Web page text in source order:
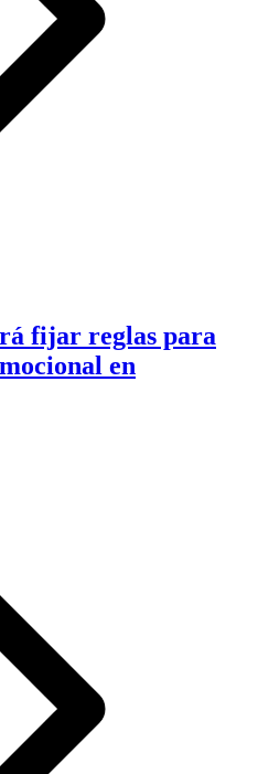
fijar reglas para
en